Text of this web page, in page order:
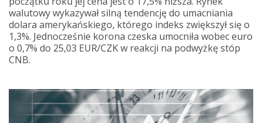
walutowy wykazywał silną tendencję do umacniania
dolara amerykańskiego, którego indeks zwiększył się o
1,3%. Jednocześnie korona czeska umocniła wobec euro
o 0,7% do 25,03 EUR/CZK w reakcji na podwyżkę stóp
CNB.